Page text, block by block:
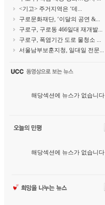
<기고> 주거지역은 ‘데...
구로문화재단, ‘이달의 공연 &...
구로구, 구로동 466일대 재개발...
구로구, 폭염기간 도로 물청소 ...
서울남부보훈지청, 일대일 전문...
해당섹션에 뉴스가 없습니다
해당섹션에 뉴스가 없습니다